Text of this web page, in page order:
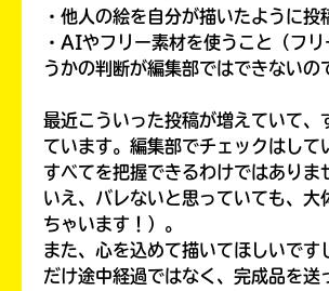
・他人の絵を自分が描いたように投
・AIやフリー素材を使うこと（フ
うかの判断が編集部ではできないの
最近こういった投稿が増えていて、
ています。編集部でチェックはして
すべてを把握できるわけではありま
いえ、バレないと思っていても、大
ちゃいます！）。
また、心を込めて描いてほしいです
だけ途中経過ではなく、完成品を送